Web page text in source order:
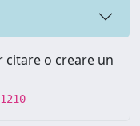
citare o creare un